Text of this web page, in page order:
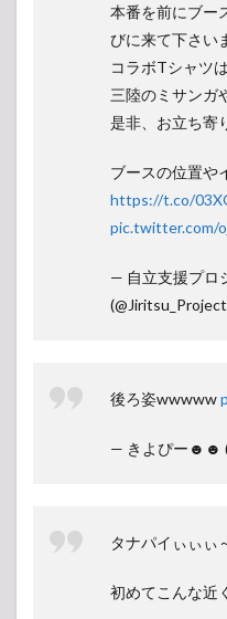
本番を前にブー
びに来て下さい
コラボTシャツ
三陸のミサンガ
是非、お立ち寄
ブースの位置や
https://t.co/
pic.twitter.com/
— 自立支援プロ
後ろ姿wwwww
— きよぴー☻☻
タナパイぃぃぃ
初めてこんな近